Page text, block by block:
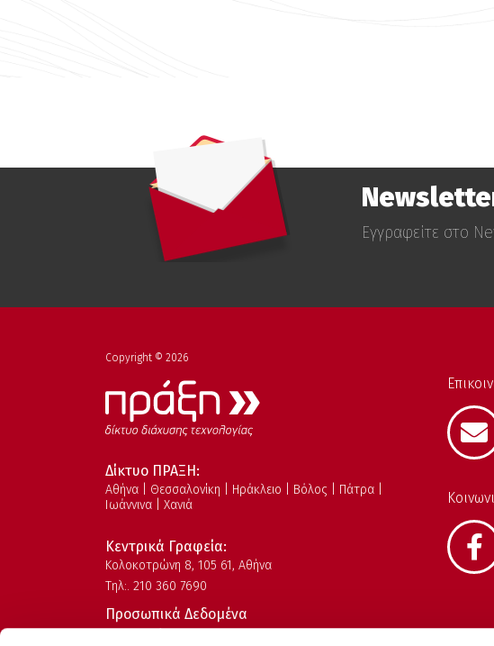
Εγγραφείτε στο
Copyright © 2026
Δίκτυο ΠΡΑΞΗ:
Αθήνα | Θεσσαλονίκη | Ηράκλειο | Βόλος | Πάτρα |
Ιωάννινα | Χανιά
Κεντρικά Γραφεία:
Kολοκοτρώνη 8, 105 61, Αθήνα
Τηλ:. 210 360 7690
Προσωπικά Δεδομένα